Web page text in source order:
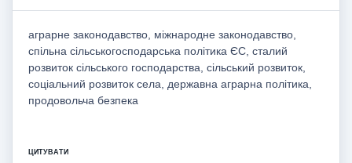
аграрне законодавство, міжнародне законодавство,
спільна сільськогосподарська політика ЄС, сталий
розвиток сільського господарства, сільський розвиток,
соціальний розвиток села, державна аграрна політика,
продовольча безпека
ЦИТУВАТИ